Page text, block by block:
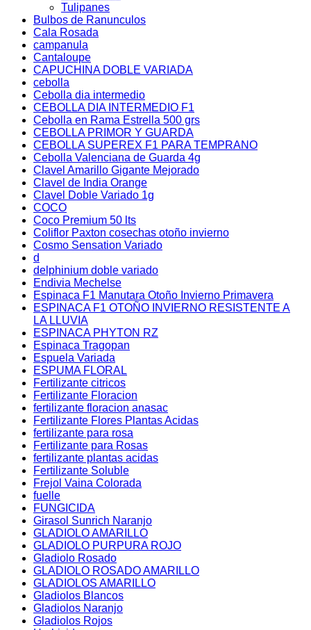
Tulipanes
Bulbos de Ranunculos
Cala Rosada
campanula
Cantaloupe
CAPUCHINA DOBLE VARIADA
cebolla
Cebolla dia intermedio
CEBOLLA DIA INTERMEDIO F1
Cebolla en Rama Estrella 500 grs
CEBOLLA PRIMOR Y GUARDA
CEBOLLA SUPEREX F1 PARA TEMPRANO
Cebolla Valenciana de Guarda 4g
Clavel Amarillo Gigante Mejorado
Clavel de India Orange
Clavel Doble Variado 1g
COCO
Coco Premium 50 lts
Coliflor Paxton cosechas otoño invierno
Cosmo Sensation Variado
d
delphinium doble variado
Endivia Mechelse
Espinaca F1 Manutara Otoño Invierno Primavera
ESPINACA F1 OTOÑO INVIERNO RESISTENTE A
LA LLUVIA
ESPINACA PHYTON RZ
Espinaca Tragopan
Espuela Variada
ESPUMA FLORAL
Fertilizante citricos
Fertilizante Floracion
fertilizante floracion anasac
Fertilizante Flores Plantas Acidas
fertilizante para rosa
Fertilizante para Rosas
fertilizante plantas acidas
Fertilizante Soluble
Frejol Vaina Colorada
fuelle
FUNGICIDA
Girasol Sunrich Naranjo
GLADIOLO AMARILLO
GLADIOLO PURPURA ROJO
Gladiolo Rosado
GLADIOLO ROSADO AMARILLO
GLADIOLOS AMARILLO
Gladiolos Blancos
Gladiolos Naranjo
Gladiolos Rojos